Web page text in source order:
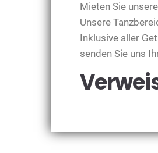
Mieten Sie
Unsere
Inklusive aller
senden Sie uns